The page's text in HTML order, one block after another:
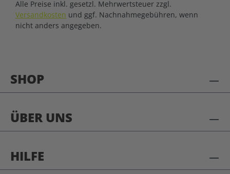
SHOP
ÜBER UNS
HILFE
Alle Preise inkl. gesetzl. Mehrwertsteuer zzgl.
Versandkosten und ggf. Nachnahmegebühren, wenn
nicht anders angegeben.